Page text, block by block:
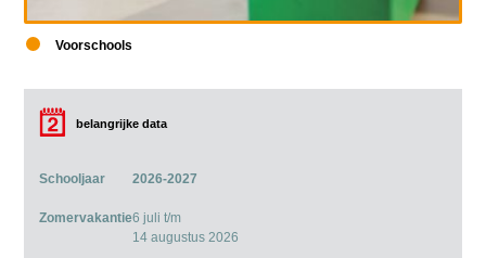
Voorschools
belangrijke data
Schooljaar 2026-2027
Zomervakantie6 juli t/m
14 augustus 2026